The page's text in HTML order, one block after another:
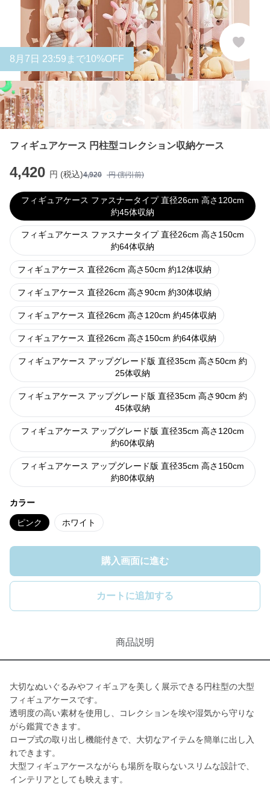
8 月 7 日 23:59まで10%OFF
フィギュアケース 円柱型コレクション収納ケース
4,420 円 (税込)4,920 円 (割引前)
フィギュアケース ファスナータイプ 直径26cm 高さ120cm
約45体収納
フィギュアケース ファスナータイプ 直径26cm 高さ150cm
約64体収納
フィギュアケース 直径26cm 高さ50cm 約12体収納
フィギュアケース 直径26cm 高さ90cm 約30体収納
フィギュアケース 直径26cm 高さ120cm 約45体収納
フィギュアケース 直径26cm 高さ150cm 約64体収納
フィギュアケース アップグレード版 直径35cm 高さ50cm 約
25体収納
フィギュアケース アップグレード版 直径35cm 高さ90cm 約
45体収納
フィギュアケース アップグレード版 直径35cm 高さ120cm
約60体収納
フィギュアケース アップグレード版 直径35cm 高さ150cm
約80体収納
カラー
ピンク ホワイト
購入画面に進む
カートに追加する
商品説明
大切なぬいぐるみやフィギュアを美しく展示できる円柱型の大型
フィギュアケースです。
透明度の高い素材を使用し、コレクションを埃や湿気から守りな
がら鑑賞できます。
ロープ式の取り出し機能付きで、大切なアイテムを簡単に出し入
れできます。
大型フィギュアケースながらも場所を取らないスリムな設計で、
インテリアとしても映えます。